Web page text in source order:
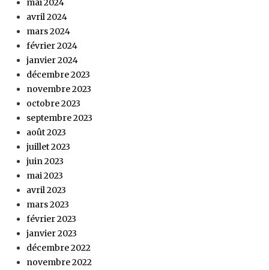
avril 2024
mars 2024
février 2024
janvier 2024
décembre 2023
novembre 2023
octobre 2023
septembre 2023
août 2023
juillet 2023
juin 2023
mai 2023
avril 2023
mars 2023
février 2023
janvier 2023
décembre 2022
novembre 2022